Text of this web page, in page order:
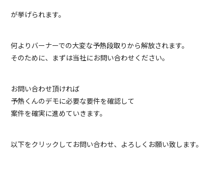
が挙げられます。
何よりバーナーでの大変な予熱段取りから解放されます。
そのために、まずは当社にお問い合わせください。
お問い合わせ頂ければ
予熱くんのデモに必要な要件を確認して
案件を確実に進めていきます。
以下をクリックしてお問い合わせ、よろしくお願い致します。